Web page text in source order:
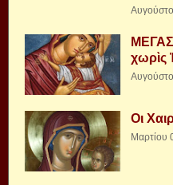
χωρὶς
Οι
Μαρτίου